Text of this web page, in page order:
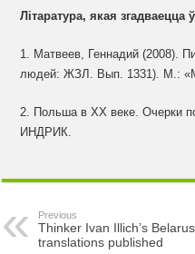
Літаратура, якая згадваецца ў
1. Матвеев, Геннадий (2008).
людей: ЖЗЛ. Вып. 1331). М.:
2. Польша в ХХ веке. Очерки
ИНДРИК.
Previous
Thinker Ivan Illich’s
translations published